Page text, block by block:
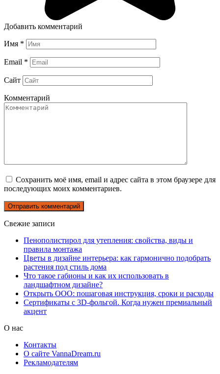
Добавить комментарий
Имя *
Email *
Сайт
Комментарий
Сохранить моё имя, email и адрес сайта в этом браузере для
последующих моих комментариев.
Свежие записи
Пенополистирол для утепления: свойства, виды и
правила монтажа
Цветы в дизайне интерьера: как гармонично подобрать
растения под стиль дома
Что такое габионы и как их использовать в
ландшафтном дизайне?
Открыть ООО: пошаговая инструкция, сроки и расходы
Сертификаты с 3D-фольгой. Когда нужен премиальный
акцент
О нас
Контакты
О сайте VannaDream.ru
Рекламодателям